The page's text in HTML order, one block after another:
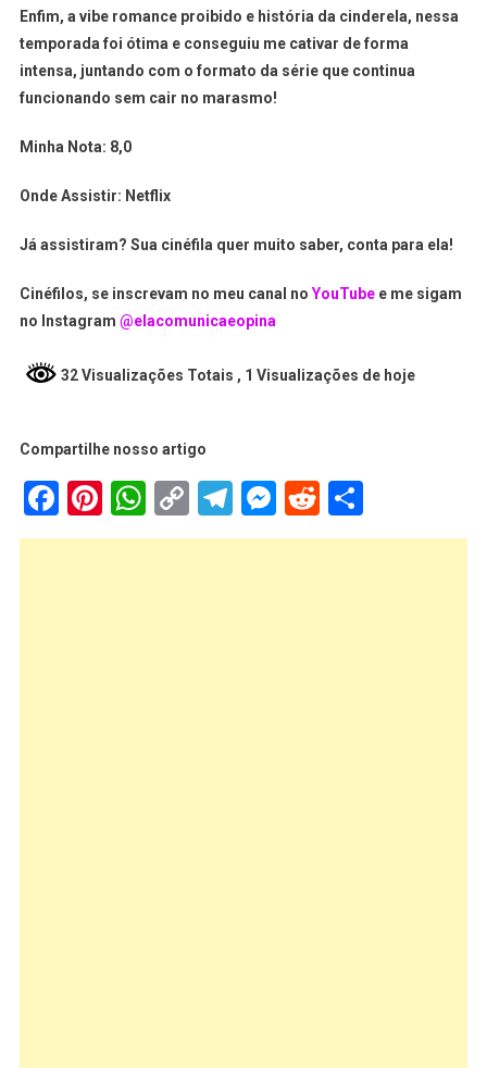
Enfim, a vibe romance proibido e história da cinderela, nessa
temporada foi ótima e conseguiu me cativar de forma
intensa, juntando com o formato da série que continua
funcionando sem cair no marasmo!
Minha Nota: 8,0
Onde Assistir: Netflix
Já assistiram? Sua cinéfila quer muito saber, conta para ela!
Cinéfilos, se inscrevam no meu canal no YouTubee me sigam
no Instagram @elacomunicaeopina
32 Visualizações Totais , 1 Visualizações de hoje
Compartilhe nosso artigo
Facebook
Pinterest
WhatsApp
Copy
Link
Telegram
Messenger
Reddit
Share